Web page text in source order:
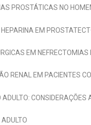
PROSTÁTICAS NO
HEPARINA EM
EM
RENAL EM PACIENTES
CONSIDERAÇÕES